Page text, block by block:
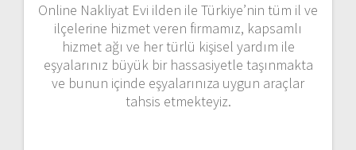
Online Nakliyat Evi ilden ile Türkiye’nin tüm il ve
ilçelerine hizmet veren firmamız, kapsamlı
hizmet ağı ve her türlü kişisel yardım ile
eşyalarınız büyük bir hassasiyetle taşınmakta
ve bunun içinde eşyalarınıza uygun araçlar
tahsis etmekteyiz.